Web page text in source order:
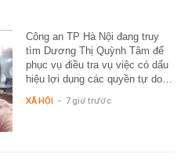
Công an TP Hà Nội đang truy
tìm Dương Thị Quỳnh Tâm để
phục vụ điều tra vụ việc có dấu
hiệu lợi dụng các quyền tự do…
XÃ HỘI - 7 giờ trước